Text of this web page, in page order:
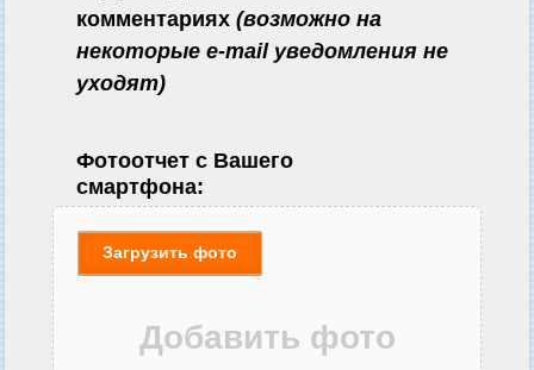
комментариях (возможно на
некоторые e-mail уведомления не
уходят)
Фотоотчет с Вашего
смартфона:
Загрузить фото